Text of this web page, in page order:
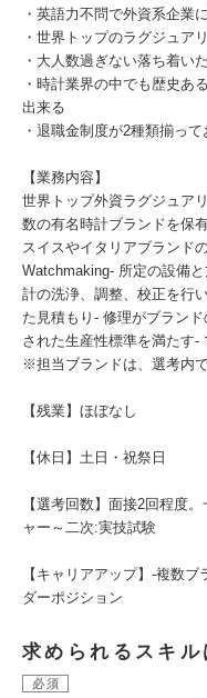
・英語力不問で外資系企業
・世界トップのラグジュア
・大人数過ぎない落ち着い
・時計業界の中でも歴史あ
出来る
・退職金制度が2種類揃っ
【業務内容】
世界トップ外資ラグジュア
数の有名時計ブランドを保
スイスやイタリアブランド
Watchmaking- 所定の設備
計の洗浄、調整、校正を行
た見積もり- 修理がブラン
された生産性標準を満たす-
※担当ブランドは、選考内
【残業】ほぼなし
【休日】土日・祝祭日
【選考回数】面接2回程度
ャー～二次:実技試験
【キャリアアップ】-複数
ダーポジション
求められるスキル
必須